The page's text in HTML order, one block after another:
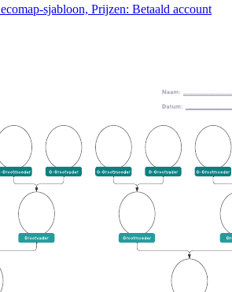
sjabloon, Prijzen: Betaald account